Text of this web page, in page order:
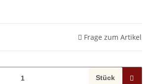
Frage zum Artikel
Stück